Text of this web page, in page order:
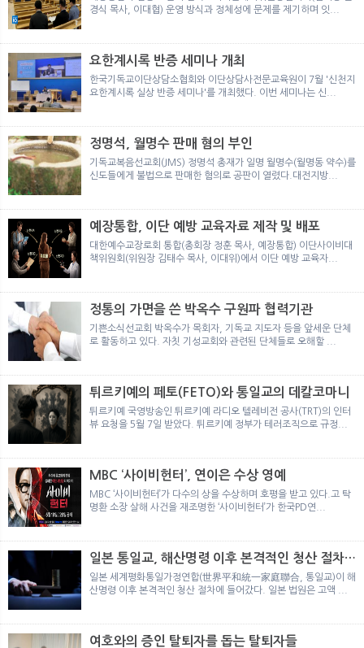
경식 목사, 이대협) 운영 방식과 정체성에 문제를 제기하며 잇...
요한계시록 반증 세미나 개최
한국기독교이단상담소협회와 이단상담사전문교육원이 7월 '신천지
요한계시록 실상 반증 세미나'를 개최했다. 이번 세미나는 신...
정명석, 월명수 판매 혐의 부인
기독교복음선교회(JMS) 정명석 총재가 일명 월명수(월명동 약수)를
신도들에게 불법으로 판매한 혐의로 공판이 열렸다.대전지방...
예장통합, 이단 예방 교육자료 제작 및 배포
대한예수교장로회 통합(총회장 정훈 목사, 예장통합) 이단사이비대
책위원회(위원장 김태수 목사, 이대위)에서 이단 예방 교육자...
정통의 가면을 쓴 박옥수 구원파 협력기관
기쁜소식선교회 박옥수가 목회자, 기독교 지도자 등을 앞세운 단체
로 활동하고 있다. 자칫 기성교회와 관련된 단체들로 오해할 ...
튀르키예의 페토(FETO)와 통일교의 데칼코마니
튀르키예 국영방송인 튀르키예 라디오 텔레비전 공사(TRT)의 인터
뷰 요청을 5월 7일 받았다. 튀르키예 정부가 테러조직으로 규정...
MBC ‘사이비헌터’, 연이은 수상 영예
MBC ‘사이비헌터’가 다수의 상을 수상하며 호평을 받고 있다.고 탁
명환 소장 살해 사건을 재조명한 ‘사이비헌터’가 한국PD연...
일본 통일교, 해산명령 이후 본격적인 청산 절차
돌입
일본 세계평화통일가정연합(世界平和統一家庭聯合, 통일교)이 해
산명령 이후 본격적인 청산 절차에 들어갔다. 일본 법원은 고액 ...
여호와의 증인 탈퇴자를 돕는 탈퇴자들